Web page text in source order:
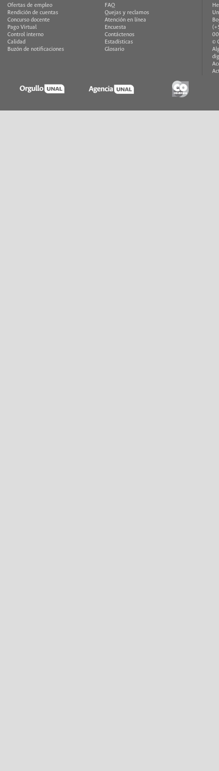
Ofertas de empleo
Rendición de cuentas
Concurso docente
Pago Virtual
Control interno
Calidad
Buzón de notificaciones
FAQ
Quejas y reclamos
Atención en línea
Encuesta
Contáctenos
Estadísticas
Glosario
©